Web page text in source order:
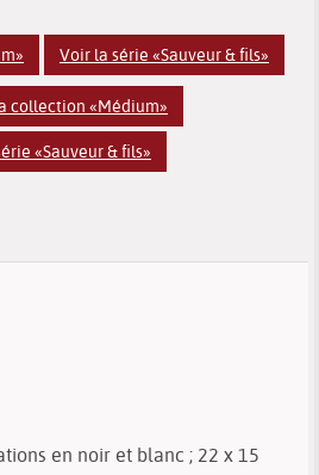
Voir la série «Sauveur & fils»
collection «Médium»
«Sauveur & fils»
en noir et blanc ; 22 x 15